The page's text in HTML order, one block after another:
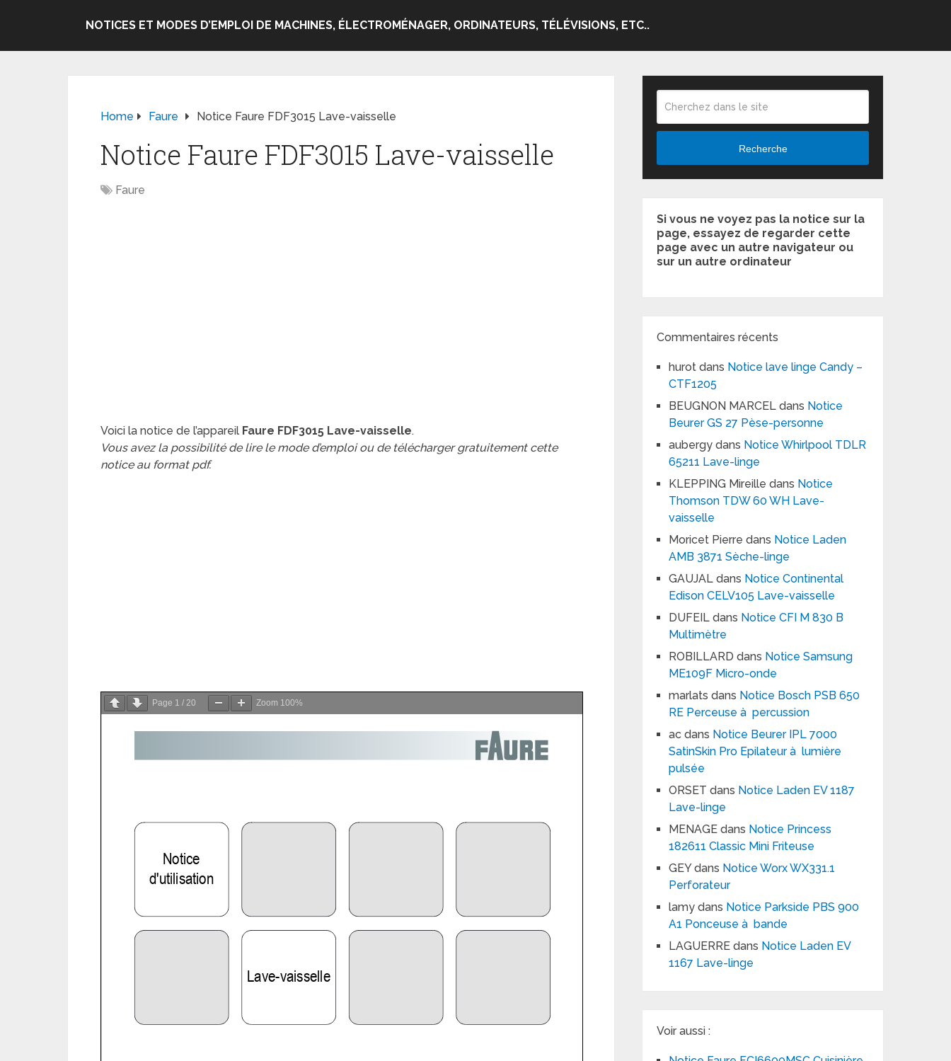
NOTICES ET MODES D’EMPLOI DE MACHINES, ÉLECTROMÉNAGER, ORDINATEURS, TÉLÉVISIONS, ETC..
Home Faure Notice Faure FDF3015 Lave-vaisselle
Notice Faure FDF3015 Lave-vaisselle
Faure
Voici la notice de l’appareil Faure FDF3015 Lave-vaisselle.
Vous avez la possibilité de lire le mode d’emploi ou de télécharger gratuitement cette
notice au format pdf.
Page 1 / 20 Zoom 100%
Recherche
Si vous ne voyez pas la notice sur la
page, essayez de regarder cette
page avec un autre navigateur ou
sur un autre ordinateur
Commentaires récents
hurot dans Notice lave linge Candy –
CTF1205
BEUGNON MARCEL dans Notice
Beurer GS 27 Pèse-personne
aubergy dans Notice Whirlpool TDLR
65211 Lave-linge
KLEPPING Mireille dans Notice
Thomson TDW 60 WH Lave-
vaisselle
Moricet Pierre dans Notice Laden
AMB 3871 Sèche-linge
GAUJAL dans Notice Continental
Edison CELV105 Lave-vaisselle
DUFEIL dans Notice CFI M 830 B
Multimètre
ROBILLARD dans Notice Samsung
ME109F Micro-onde
marlats dans Notice Bosch PSB 650
RE Perceuse à percussion
ac dans Notice Beurer IPL 7000
SatinSkin Pro Epilateur à lumière
pulsée
ORSET dans Notice Laden EV 1187
Lave-linge
MENAGE dans Notice Princess
182611 Classic Mini Friteuse
GEYdans Notice Worx WX331.1
Perforateur
lamy dans Notice Parkside PBS 900
A1 Ponceuse à bande
LAGUERRE dans Notice Laden EV
1167 Lave-linge
Voir aussi :